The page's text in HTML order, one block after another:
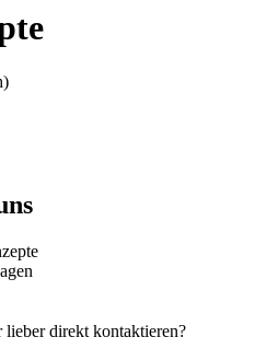
lieber direkt kontaktieren?